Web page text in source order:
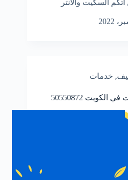
اتكم السكيت والانتر
, خدمات
50550872